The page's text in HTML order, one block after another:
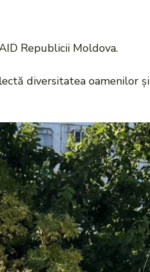
Republicii Moldova.
diversitatea oamenilor și